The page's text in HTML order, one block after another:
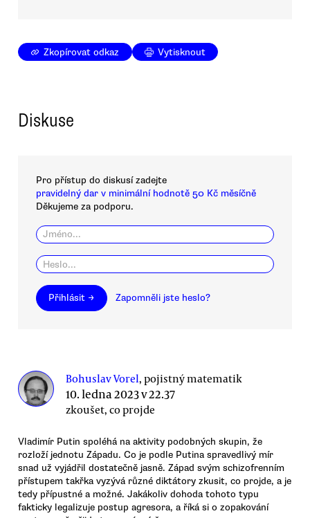
Zkopírovat odkaz Vytisknout
Diskuse
Pro přístup do diskusí zadejte
pravidelný dar v minimální hodnotě 50 Kč měsíčně
Děkujeme za podporu.
Přihlásit → Zapomněli jste heslo?
Bohuslav Vorel, pojistný matematik
10. ledna 2023 v 22.37
zkoušet, co projde
Vladimír Putin spoléhá na aktivity podobných skupin, že
rozloží jednotu Západu. Co je podle Putina spravedlivý mír
snad už vyjádřil dostatečně jasně. Západ svým schizofrenním
přístupem takřka vyzývá různé diktátory zkusit, co projde, a je
tedy přípustné a možné. Jakákoliv dohoda tohoto typu
fakticky legalizuje postup agresora, a říká si o zopakování